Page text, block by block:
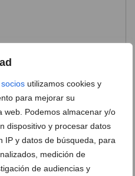
utilizamos cookies y
para mejorar su
web. Podemos almacenar y/o
dispositivo y procesar datos
IP y datos de búsqueda, para
medición de
de audiencias y